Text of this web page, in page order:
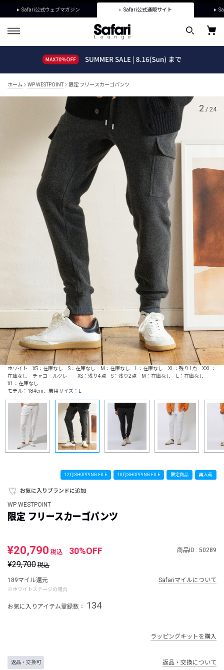
Safari公式ウェブマガジン Safari公式通販サイト
ホーム WP WESTPOINT 限定 フリースカーゴパンツ
ホワイト XS：在庫なし S：在庫なし M：在庫なし L：在庫なし XL：残り1点 XXL：
在庫なし チャコールグレー XS：残り4点 S：残り2点 M：在庫なし L：在庫なし
XL：在庫なし
モデル：184cm、着用サイズ：L
2 / 24
再入荷
限定商品
10月SHOPPING FILE
12月SHOPPING FILE
お気に入りブランドに追加
WP WESTPOINT
限定 フリースカーゴパンツ
¥20,790 税込 30%OFF 商品ID : 50289
¥29,700 税込
189マイル還元
※ホワイトステージの場合
Safariマイルについて
お気に入りアイテム登録数： 134
ラッピングキットを購入
返品・交換可 返品・交換について